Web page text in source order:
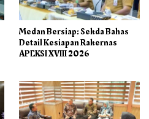
Medan Bersiap: Sekda Bahas
Detail Kesiapan Rakernas
APEKSI XVIII 2026